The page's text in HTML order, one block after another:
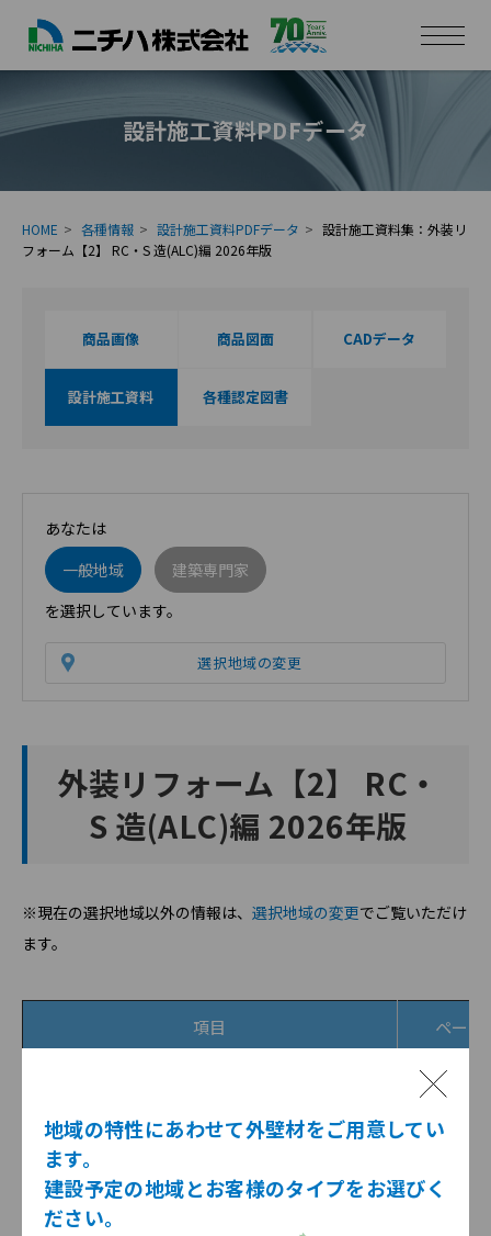
設計施工資料PDFデータ
HOME 各種情報 設計施工資料PDFデータ
設計施工資料集：外装リ
フォーム【2】 RC・S 造(ALC)編 2026年版
商品画像 商品図面 CADデータ
設計施工資料 各種認定図書
あなたは
一般地域
建築専門家
を選択しています。
選択地域の変更
地域の特性にあわせて外壁材をご用意してい
ます。
建設予定の地域とお客様のタイプをお選びく
ださい。
外装リフォーム【2】 RC・
S 造(ALC)編 2026年版
※現在の選択地域以外の情報は、 選択地域の変更でご覧いただけ
ます。
項目 ページ
0～266
はじめに